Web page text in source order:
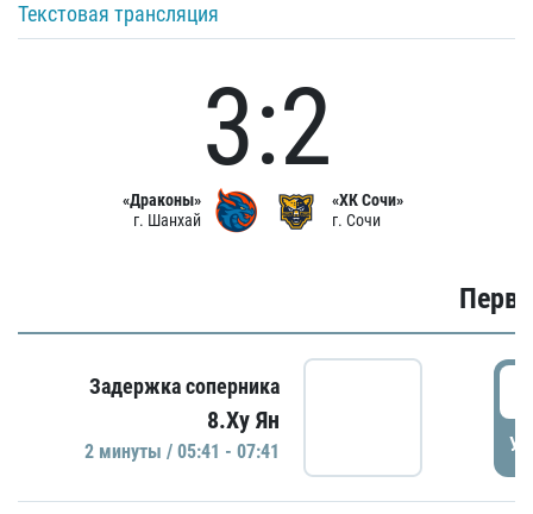
Текстовая трансляция
«Драконы»
г. Шанхай
3:2
«ХК Сочи»
г. Сочи
Задержка соперника
8.Ху Ян
2 минуты / 05:41 - 07:41